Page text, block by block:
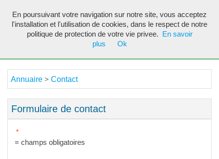
Annuaire > Contact
Formulaire de contact
*
= champs obligatoires
En poursuivant votre navigation sur notre site, vous acceptez
l'installation et l'utilisation de cookies, dans le respect de notre
politique de protection de votre vie privee.
En savoir
plus
Ok